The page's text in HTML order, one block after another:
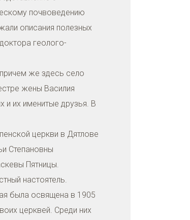
почвоведению
описания полезных
геолого-
же здесь село
жены Василия
и их именитые друзья. В
церкви в Дятлове
Степановны
Пятницы.
настоятель.
была освящена в 1905
церквей. Среди них